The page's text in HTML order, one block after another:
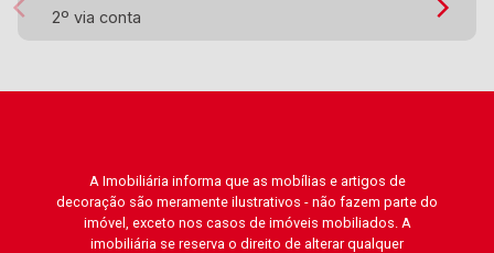
2º via conta
A Imobiliária informa que as mobílias e artigos de
decoração são meramente ilustrativos - não fazem parte do
imóvel, exceto nos casos de imóveis mobiliados. A
imobiliária se reserva o direito de alterar qualquer